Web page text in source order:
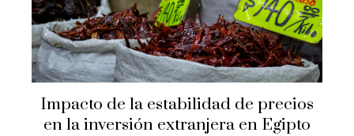
Impacto de la estabilidad de precios
en la inversión extranjera en Egipto